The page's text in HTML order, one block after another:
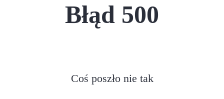
Błąd 500
Coś poszło nie tak